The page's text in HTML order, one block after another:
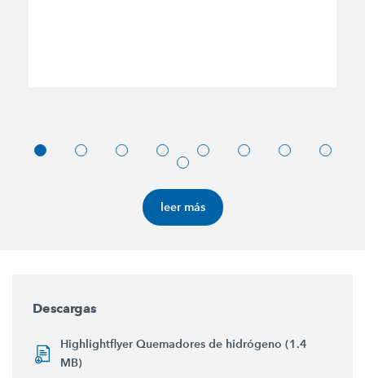
leer más
Descargas
Highlightflyer Quemadores de hidrógeno (1.4
MB)